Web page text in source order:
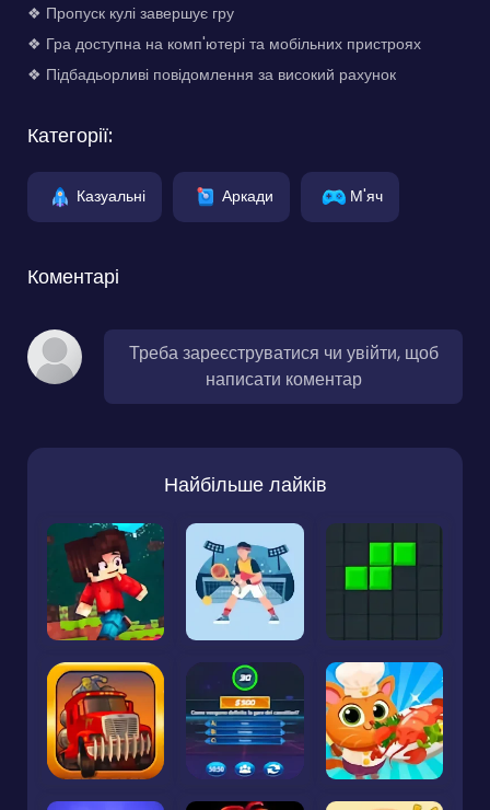
❖ Пропуск кулі завершує гру
❖ Гра доступна на комп'ютері та мобільних пристроях
❖ Підбадьорливі повідомлення за високий рахунок
Категорії:
Казуальні Аркади М'яч
Коментарі
Треба зареєструватися чи увійти, щоб
написати коментар
Найбільше лайків